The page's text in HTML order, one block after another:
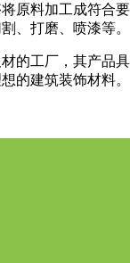
原料加工成符合要
、打磨、喷漆等。
的工厂，其产品具
的建筑装饰材料。